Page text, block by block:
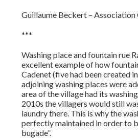
Guillaume Beckert – Association
***
Washing place and fountain rue
excellent example of how
Cadenet (five had been created
adjoining washing places were
area of the village had its
2010s the villagers would still
laundry there. This is why the
perfectly maintained in order to
bugade”.